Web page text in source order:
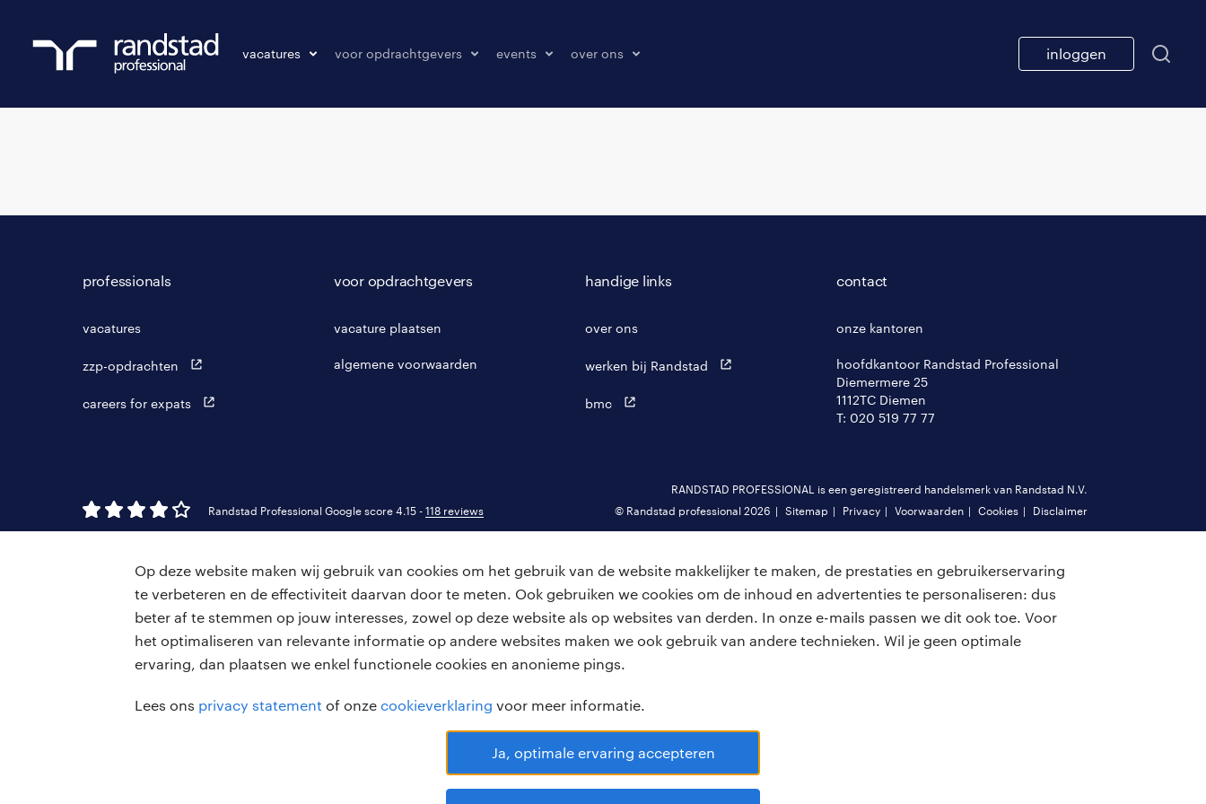
Op deze website maken wij gebruik van cookies om het gebruik van de website makkelijker te maken, de prestaties en gebruikerservaring
te verbeteren en de effectiviteit daarvan door te meten. Ook gebruiken we cookies om de inhoud en advertenties te personaliseren: dus
beter af te stemmen op jouw interesses, zowel op deze website als op websites van derden. In onze e-mails passen we dit ook toe. Voor
het optimaliseren van relevante informatie op andere websites maken we ook gebruik van andere technieken. Wil je geen optimale
ervaring, dan plaatsen we enkel functionele cookies en anonieme pings.
Lees ons privacy statement of onze cookieverklaring voor meer informatie.
Ja, optimale ervaring accepteren
vacatures voor opdrachtgevers events over ons inloggen
professionals
vacatures
zzp-opdrachten
careers for expats
voor opdrachtgevers
vacature plaatsen
algemene voorwaarden
handige links
over ons
werken bij Randstad
bmc
contact
onze kantoren
hoofdkantoor Randstad Professional
Diemermere 25
1112TC Diemen
T: 020 519 77 77
Randstad Professional Google score 4.15 - 118 reviews
RANDSTAD PROFESSIONAL is een geregistreerd handelsmerk van Randstad N.V.
© Randstad professional 2026
Sitemap Privacy Voorwaarden Cookies Disclaimer